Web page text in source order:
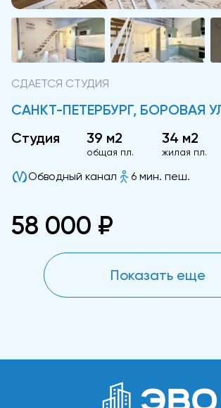
СДАЕТСЯ СТУДИЯ
САНКТ-ПЕТЕРБУРГ, БОРОВАЯ
Студия
39 м2
общая пл.
34 м2
жилая пл.
Обводный канал 6 мин. пеш.
58 000 ₽
Показать еще